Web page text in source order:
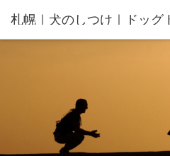
札幌｜犬のしつけ｜ドッグ
んの家庭教師®️